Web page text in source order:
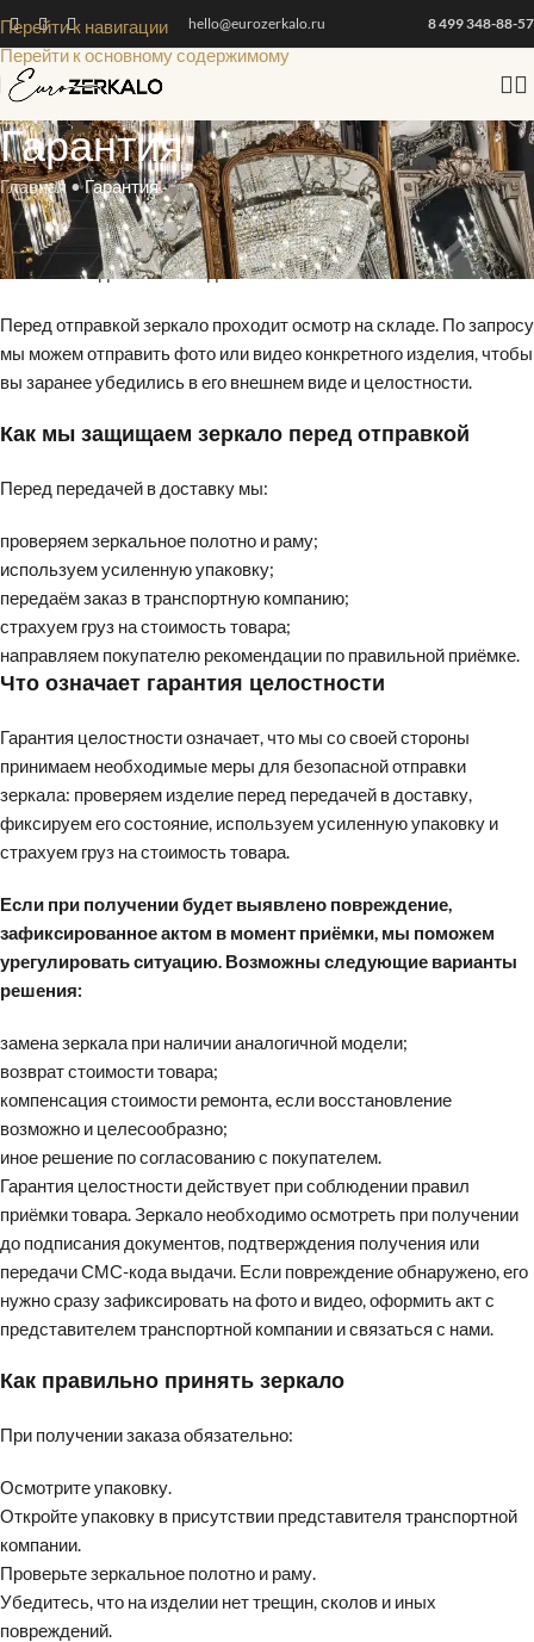
Перейти к навигации
Перейти к основному содержимому
hello@eurozerkalo.ru 8 499 348-88-57
Гарантия
Главная •Гарантия
Дизайнерское зеркало — хрупкий и ценный предмет интерьера,
поэтому мы уделяем особое внимание проверке, упаковке и
безопасной доставке каждого заказа.
Перед отправкой зеркало проходит осмотр на складе. По запросу
мы можем отправить фото или видео конкретного изделия, чтобы
вы заранее убедились в его внешнем виде и целостности.
Как мы защищаем зеркало перед отправкой
Перед передачей в доставку мы:
проверяем зеркальное полотно и раму;
используем усиленную упаковку;
передаём заказ в транспортную компанию;
страхуем груз на стоимость товара;
направляем покупателю рекомендации по правильной приёмке.
Что означает гарантия целостности
Гарантия целостности означает, что мы со своей стороны
принимаем необходимые меры для безопасной отправки
зеркала: проверяем изделие перед передачей в доставку,
фиксируем его состояние, используем усиленную упаковку и
страхуем груз на стоимость товара.
Если при получении будет выявлено повреждение,
зафиксированное актом в момент приёмки, мы поможем
урегулировать ситуацию. Возможны следующие варианты
решения:
замена зеркала при наличии аналогичной модели;
возврат стоимости товара;
компенсация стоимости ремонта, если восстановление
возможно и целесообразно;
иное решение по согласованию с покупателем.
Гарантия целостности действует при соблюдении правил
приёмки товара. Зеркало необходимо осмотреть при получении
до подписания документов, подтверждения получения или
передачи СМС-кода выдачи. Если повреждение обнаружено, его
нужно сразу зафиксировать на фото и видео, оформить акт с
представителем транспортной компании и связаться с нами.
Как правильно принять зеркало
При получении заказа обязательно:
Осмотрите упаковку.
Откройте упаковку в присутствии представителя транспортной
компании.
Проверьте зеркальное полотно и раму.
Убедитесь, что на изделии нет трещин, сколов и иных
повреждений.